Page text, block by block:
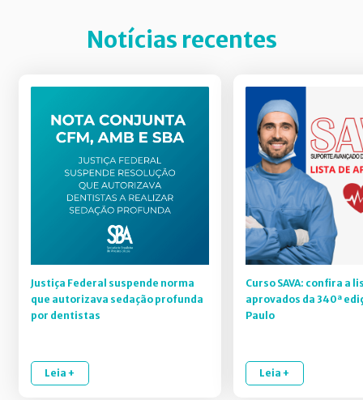
Notícias recentes
Justiça Federal suspende norma
que autorizava sedação profunda
por dentistas
Leia +
Curso SAVA: confira a
aprovados da 340ª
Paulo
Leia +